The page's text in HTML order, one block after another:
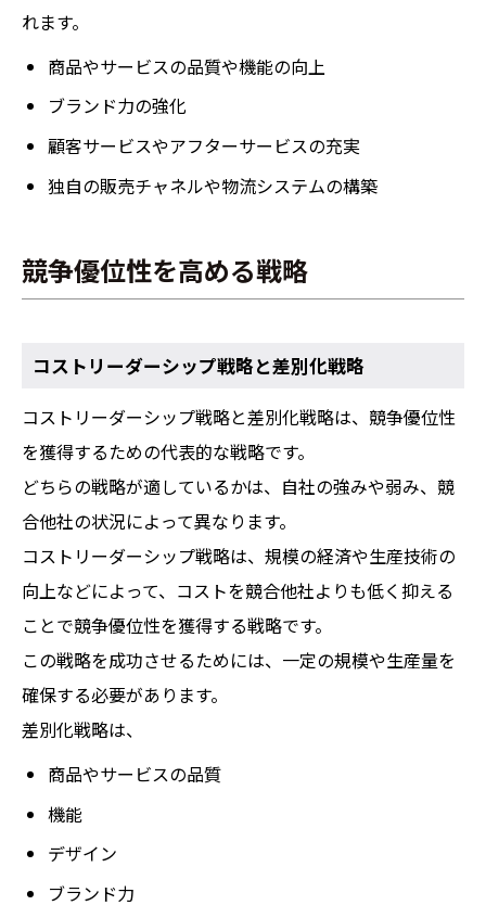
れます。
商品やサービスの品質や機能の向上
ブランド力の強化
顧客サービスやアフターサービスの充実
独自の販売チャネルや物流システムの構築
競争優位性を高める戦略
コストリーダーシップ戦略と差別化戦略
コストリーダーシップ戦略と差別化戦略は、競争優位性
を獲得するための代表的な戦略です。
どちらの戦略が適しているかは、自社の強みや弱み、競
合他社の状況によって異なります。
コストリーダーシップ戦略は、規模の経済や生産技術の
向上などによって、コストを競合他社よりも低く抑える
ことで競争優位性を獲得する戦略です。
この戦略を成功させるためには、一定の規模や生産量を
確保する必要があります。
差別化戦略は、
商品やサービスの品質
機能
デザイン
ブランド力